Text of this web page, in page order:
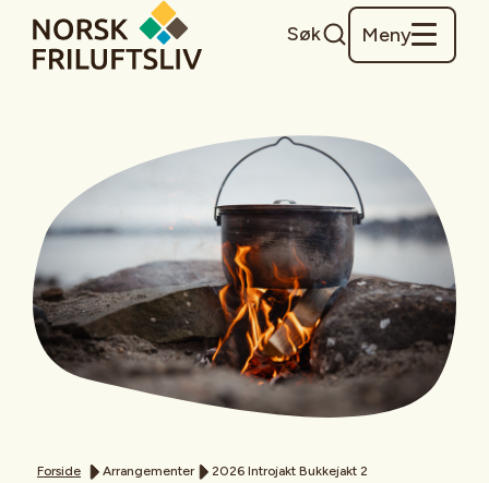
Søk Meny
Forside Arrangementer 2026 Introjakt Bukkejakt 2